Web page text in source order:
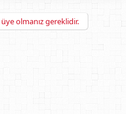
olmanız gereklidir.